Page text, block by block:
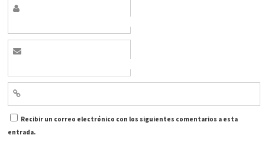
Recibir un correo electrónico con los siguientes comentarios a esta
entrada.